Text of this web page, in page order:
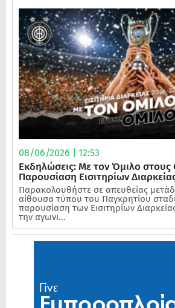
08/06/2026 | 12:53
Εκδηλώσεις: Με τον Όμιλο στους
Παρουσίαση Εισιτηρίων
Παρακολουθήστε σε απευθείας
αίθουσα τύπου του Παγκρητίου
παρουσίαση των Εισιτηρίων
την αγωνι...